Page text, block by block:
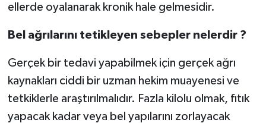
ellerde oyalanarak kronik hale gelmesidir.
Bel ağrılarını tetikleyen sebepler nelerdir ?
Gerçek bir tedavi yapabilmek için gerçek ağrı
kaynakları ciddi bir uzman hekim muayenesi ve
tetkiklerle araştırılmalıdır. Fazla kilolu olmak, fıtık
yapacak kadar veya bel yapılarını zorlayacak